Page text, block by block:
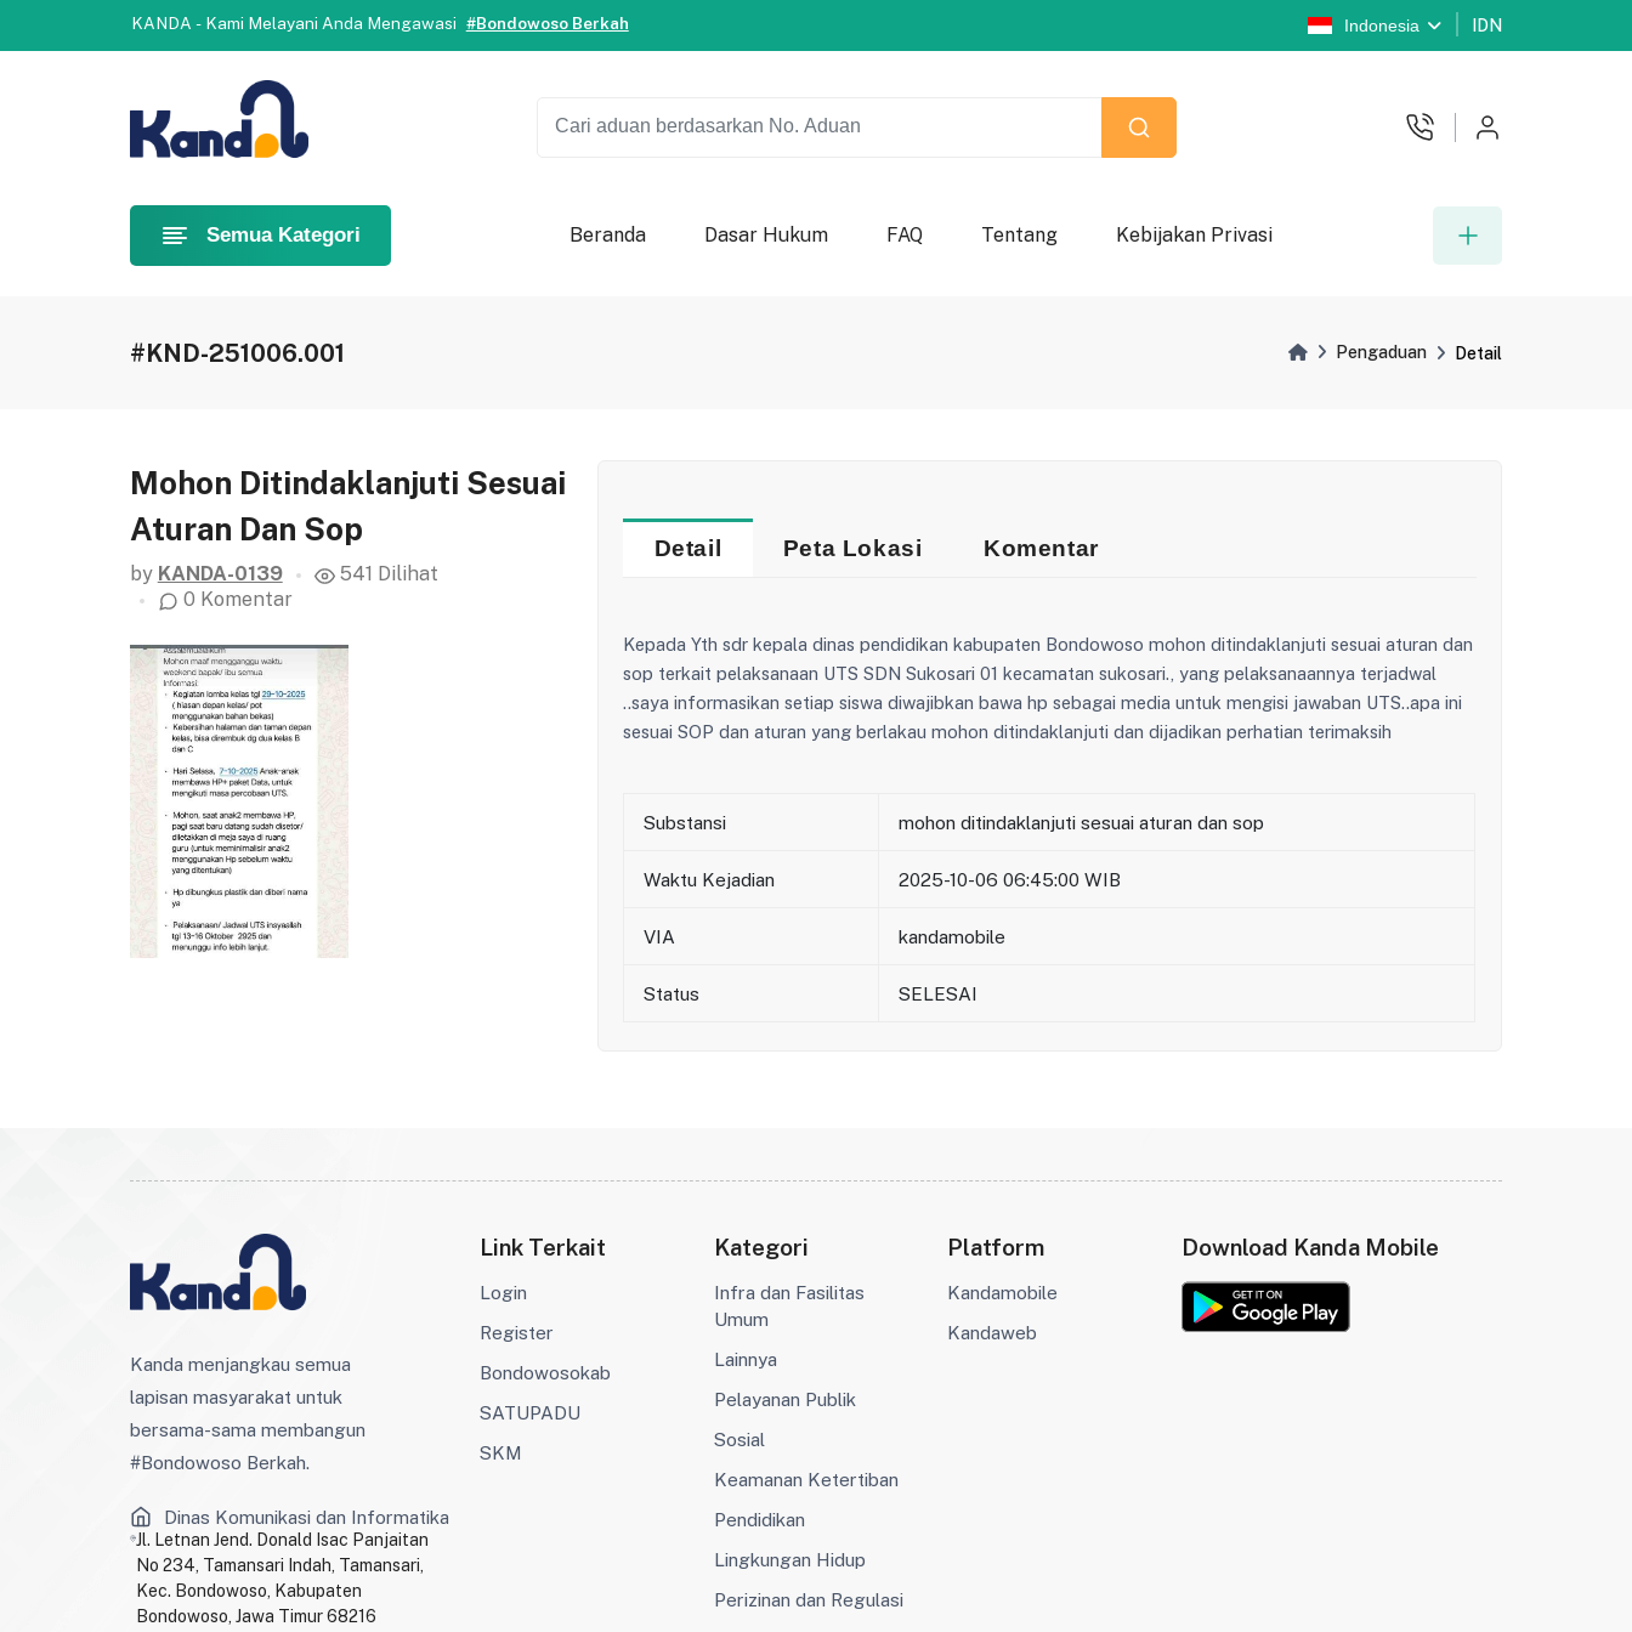
KANDA - Kami Melayani Anda Mengawasi #Bondowoso Berkah
Indonesia IDN
Semua Kategori Beranda Dasar Hukum FAQ Tentang Kebijakan Privasi
#KND-251006.001 Pengaduan Detail
Mohon Ditindaklanjuti Sesuai
Aturan Dan Sop
by KANDA-0139
541 Dilihat
0 Komentar
Detail Peta Lokasi Komentar
Kepada Yth sdr kepala dinas pendidikan kabupaten Bondowoso mohon ditindaklanjuti sesuai aturan dan
sop terkait pelaksanaan UTS SDN Sukosari 01 kecamatan sukosari., yang pelaksanaannya terjadwal
..saya informasikan setiap siswa diwajibkan bawa hp sebagai media untuk mengisi jawaban UTS..apa ini
sesuai SOP dan aturan yang berlakau mohon ditindaklanjuti dan dijadikan perhatian terimaksih
Substansi mohon ditindaklanjuti sesuai aturan dan sop
Waktu Kejadian 2025-10-06 06:45:00 WIB
VIA kandamobile
Status SELESAI
Kanda menjangkau semua
lapisan masyarakat untuk
bersama-sama membangun
#Bondowoso Berkah.
Dinas Komunikasi dan Informatika
Jl. Letnan Jend. Donald Isac Panjaitan
No 234, Tamansari Indah, Tamansari,
Kec. Bondowoso, Kabupaten
Bondowoso, Jawa Timur 68216
Link Terkait
Login
Register
Bondowosokab
SATUPADU
SKM
Kategori
Infra dan Fasilitas
Umum
Lainnya
Pelayanan Publik
Sosial
Keamanan Ketertiban
Pendidikan
Lingkungan Hidup
Perizinan dan Regulasi
Platform
Kandamobile
Kandaweb
Download Kanda Mobile